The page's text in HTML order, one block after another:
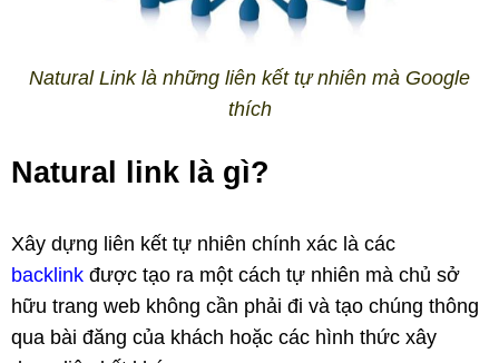
Natural Link là những liên kết tự nhiên mà Google
thích
Natural link là gì?
Xây dựng liên kết tự nhiên chính xác là các
backlink được tạo ra một cách tự nhiên mà chủ sở
hữu trang web không cần phải đi và tạo chúng thông
qua bài đăng của khách hoặc các hình thức xây